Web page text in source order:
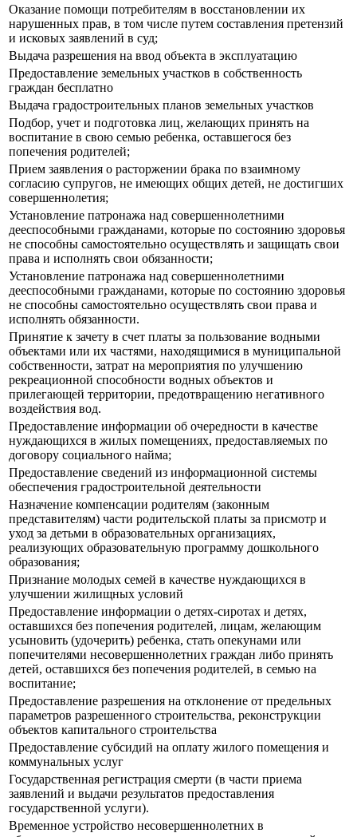
Оказание помощи потребителям в восстановлении их
нарушенных прав, в том числе путем составления претензий
и исковых заявлений в суд;
Выдача разрешения на ввод объекта в эксплуатацию
Предоставление земельных участков в собственность
граждан бесплатно
Выдача градостроительных планов земельных участков
Подбор, учет и подготовка лиц, желающих принять на
воспитание в свою семью ребенка, оставшегося без
попечения родителей;
Прием заявления о расторжении брака по взаимному
согласию супругов, не имеющих общих детей, не достигших
совершеннолетия;
Установление патронажа над совершеннолетними
дееспособными гражданами, которые по состоянию здоровья
не способны самостоятельно осуществлять и защищать свои
права и исполнять свои обязанности;
Установление патронажа над совершеннолетними
дееспособными гражданами, которые по состоянию здоровья
не способны самостоятельно осуществлять свои права и
исполнять обязанности.
Принятие к зачету в счет платы за пользование водными
объектами или их частями, находящимися в муниципальной
собственности, затрат на мероприятия по улучшению
рекреационной способности водных объектов и
прилегающей территории, предотвращению негативного
воздействия вод.
Предоставление информации об очередности в качестве
нуждающихся в жилых помещениях, предоставляемых по
договору социального найма;
Предоставление сведений из информационной системы
обеспечения градостроительной деятельности
Назначение компенсации родителям (законным
представителям) части родительской платы за присмотр и
уход за детьми в образовательных организациях,
реализующих образовательную программу дошкольного
образования;
Признание молодых семей в качестве нуждающихся в
улучшении жилищных условий
Предоставление информации о детях-сиротах и детях,
оставшихся без попечения родителей, лицам, желающим
усыновить (удочерить) ребенка, стать опекунами или
попечителями несовершеннолетних граждан либо принять
детей, оставшихся без попечения родителей, в семью на
воспитание;
Предоставление разрешения на отклонение от предельных
параметров разрешенного строительства, реконструкции
объектов капитального строительства
Предоставление субсидий на оплату жилого помещения и
коммунальных услуг
Государственная регистрация смерти (в части приема
заявлений и выдачи результатов предоставления
государственной услуги).
Временное устройство несовершеннолетних в